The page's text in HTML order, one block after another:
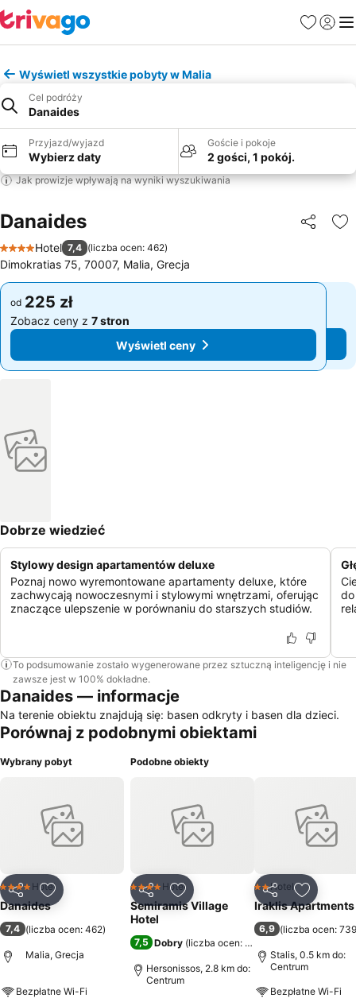
Ulubione
Wyświetl wszystkie pobyty w Malia
Cel podróży
Danaides
Przyjazd/wyjazd
Wybierz daty
Goście i pokoje
2 gości, 1 pokój.
Jak prowizje wpływają na wyniki wyszukiwania
Danaides
4 Kategoria
Hotel 7,4 (liczba ocen: 462)
Dimokratias 75, 70007, Malia, Grecja
od 225 zł
Zobacz ceny z 7 stron
Wyświetl ceny
od 225 zł
Zobacz ceny z 7 stron
Wyświetl ceny
Dobrze wiedzieć
Stylowy design apartamentów deluxe
Poznaj nowo wyremontowane apartamenty deluxe, które
zachwycają nowoczesnymi i stylowymi wnętrzami, oferując
znaczące ulepszenie w porównaniu do starszych studiów.
To podsumowanie zostało wygenerowane przez sztuczną inteligencję i nie
zawsze jest w 100% dokładne.
Danaides — informacje
Na terenie obiektu znajdują się: basen odkryty i basen dla dzieci.
Porównaj z podobnymi obiektami
Wybrany pobyt
UdostępnijDodaj do ulubionych
4 Kategoria
Hotel
Danaides
7,4 (liczba ocen: 462)
Malia, Grecja
Bezpłatne Wi-Fi
Podobne obiekty
UdostępnijDodaj do ulubionych
4 Kategoria
Hotel
Semiramis Village
Hotel
7,5 Dobry (liczba ocen: 3387
Hersonissos, 2.8 km do:
Centrum
UdostępnijDodaj
2 Kategoria
Hotel
Iraklis Apartments
6,9 (liczba ocen: 739
Stalis, 0.5 km do:
Centrum
Bezpłatne Wi-Fi